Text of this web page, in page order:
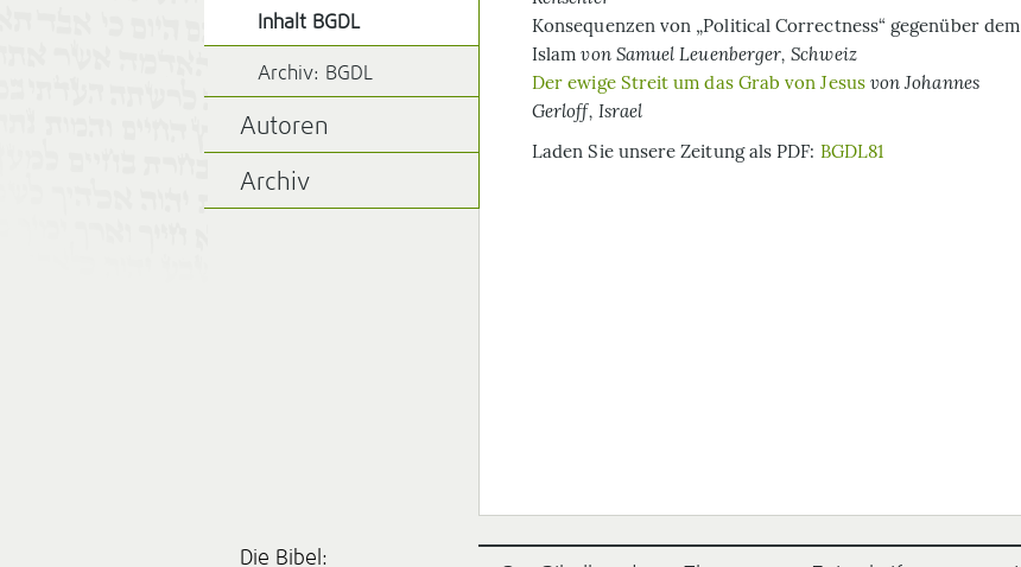
Konsequenzen von „Political Correctness“ gegenüber dem
Islamvon Samuel Leuenberger, Schweiz
Der ewige Streit um das Grab von Jesus von Johannes
Gerloff, Israel
Laden Sie unsere Zeitung als PDF: BGDL81
Inhalt BGDL
Archiv: BGDL
Autoren
Archiv
Die Bibel: